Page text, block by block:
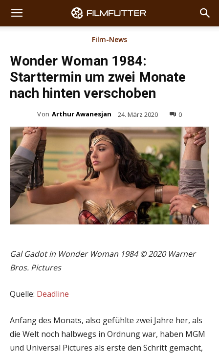
Film-News
Wonder Woman 1984:
Starttermin um zwei Monate
nach hinten verschoben
Von Arthur Awanesjan 24. März 2020 0
Gal Gadot in Wonder Woman 1984 © 2020 Warner
Bros. Pictures
Quelle: Deadline
Anfang des Monats, also gefühlte zwei Jahre her, als
die Welt noch halbwegs in Ordnung war, haben MGM
und Universal Pictures als erste den Schritt gemacht,